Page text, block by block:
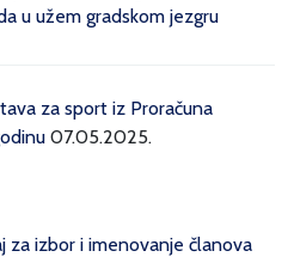
u užem gradskom jezgru
za sport iz Proračuna
07.05.2025.
za izbor i imenovanje članova